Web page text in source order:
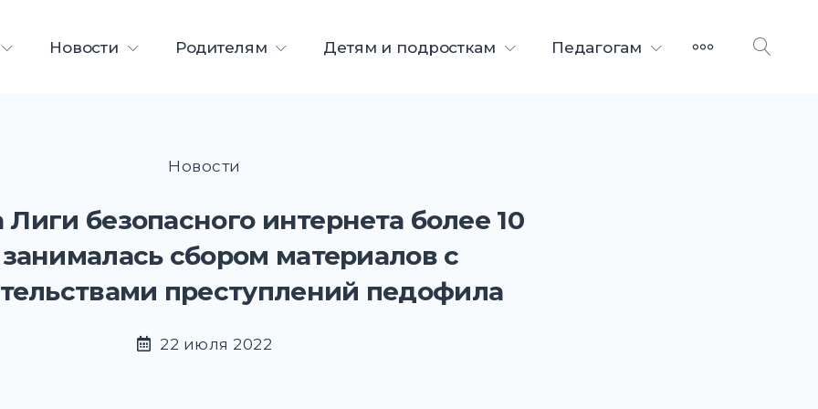
Новости Родителям Детям и подросткам Педагогам ДАЛЕЕ
Новости
безопасного интернета более 10
сбором материалов с
преступлений педофила
22 июля 2022